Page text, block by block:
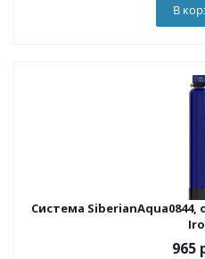
В
Система SiberianAqua0844,
965